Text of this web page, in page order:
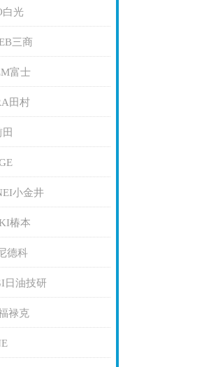
白光
三商
富士
田村
小金井
椿本
德科
日油技研
禄克